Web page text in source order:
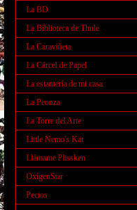
La BD
La Biblioteca de Thule
La Caraviñeta
La Cárcel de Papel
La estantería de mi casa
La Peonza
La Torre del Arte
Little Nemo's Kat
Llámame Plissken
OxigenStar
Pecios